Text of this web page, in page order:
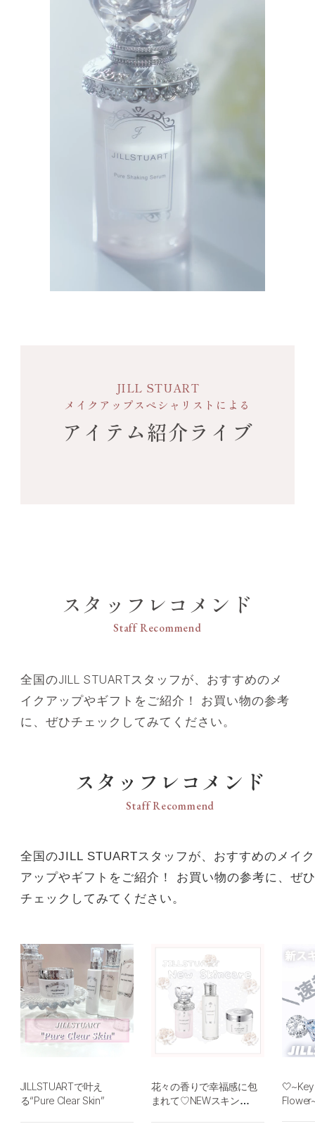
JILL STUART
メイクアップスペシャリストによる
アイテム紹介ライブ
スタッフレコメンド
Staff Recommend
全国のJILL STUARTスタッフが、おすすめのメ
イクアップやギフトをご紹介！ お買い物の参考
に、ぜひチェックしてみてください。
スタッフレコメンド
Staff Recommend
全国のJILL STUARTスタッフが、おすすめのメイク
アップやギフトをご紹介！ お買い物の参考に、ぜひ
チェックしてみてください。
JILLSTUARTで叶え
る“Pure Clear Skin”
花々の香りで幸福感に包
まれて♡NEWスキンケ